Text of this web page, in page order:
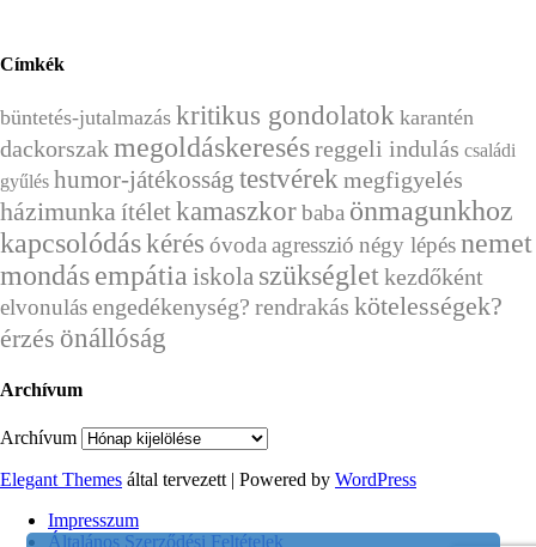
Címkék
büntetés-jutalmazás kritikus gondolatok karantén
dackorszakmegoldáskeresésreggeli indulás családi
gyűlés humor-játékosság testvérek megfigyelés
házimunka ítéletkamaszkorbaba önmagunkhoz
kapcsolódáskérés óvoda agresszió négy lépésnemet
mondásempátia iskola szükségletkezdőként
elvonulásengedékenység? rendrakás kötelességek?
érzés önállóság
Archívum
Archívum
Elegant Themes által tervezett | Powered by WordPress
Impresszum
Általános Szerződési Feltételek